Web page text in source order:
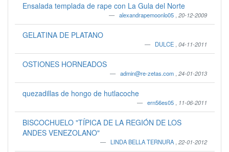
Ensalada templada de rape con La Gula del Norte
alexandrapemoonlo05 20-12-2009
GELATINA DE PLATANO
DULCE 04-11-2011
OSTIONES HORNEADOS
admin@re-zetas.com 24-01-2013
quezadillas de hongo de hutlacoche
ern56es05 11-06-2011
BISCOCHUELO "TÍPICA DE LA REGIÓN DE LOS
ANDES VENEZOLANO"
LINDA BELLA TERNURA 22-01-2012